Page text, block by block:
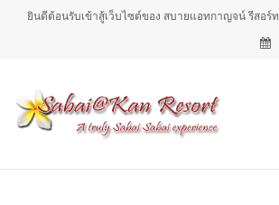
ยินดีต้อนรับเข้าสู้เว็บไซต์ของ สบายแอทกาญจน์ รีสอร์ท